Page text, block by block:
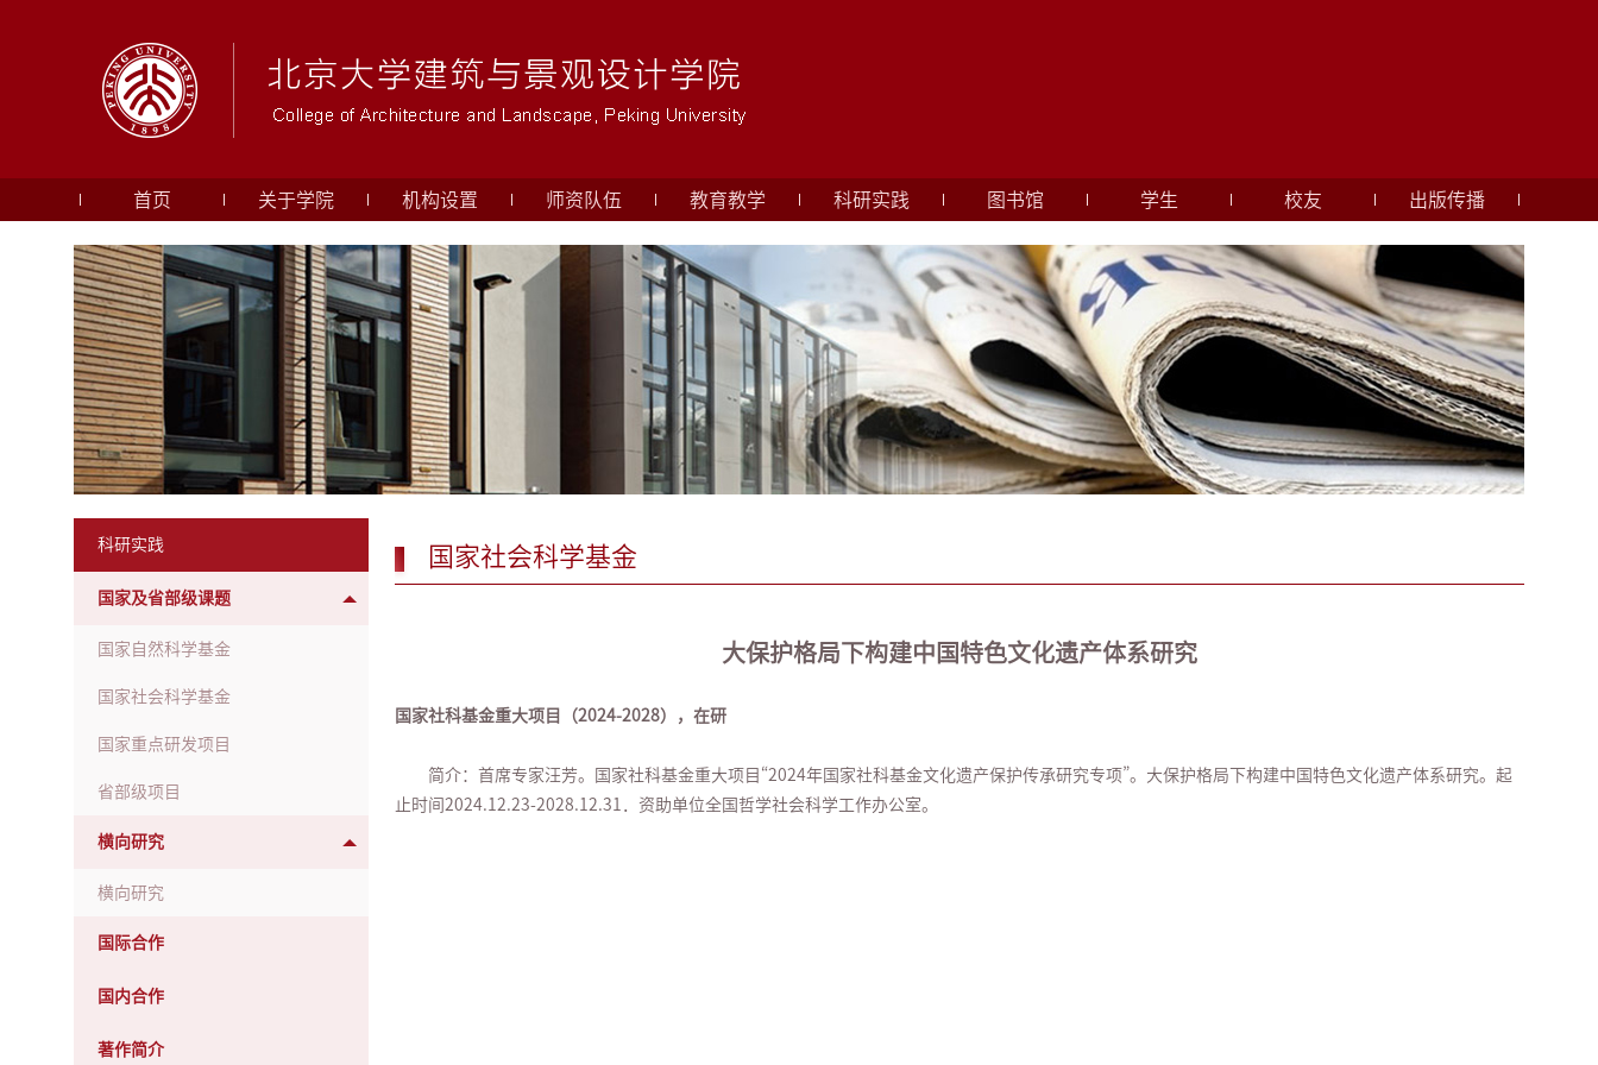
首页 关于学院 机构设置 师资队伍 教育教学 科研实践 图书馆 学生 校友 出版传播
科研实践
国家及省部级课题
国家自然科学基金
国家社会科学基金
国家重点研发项目
省部级项目
横向研究
横向研究
国际合作
国内合作
著作简介
国家社会科学基金
大保护格局下构建中国特色文化遗产体系研究
国家社科基金重大项目（2024-2028），在研
简介： 首席专家汪芳。国家社科基金重大项目“2024年国家社科基金文化遗产保护传承研究专项”。大保护格局下构建中国特色文化遗产体系研究。起
止时间2024.12.23-2028.12.31．资助单位全国哲学社会科学工作办公室。